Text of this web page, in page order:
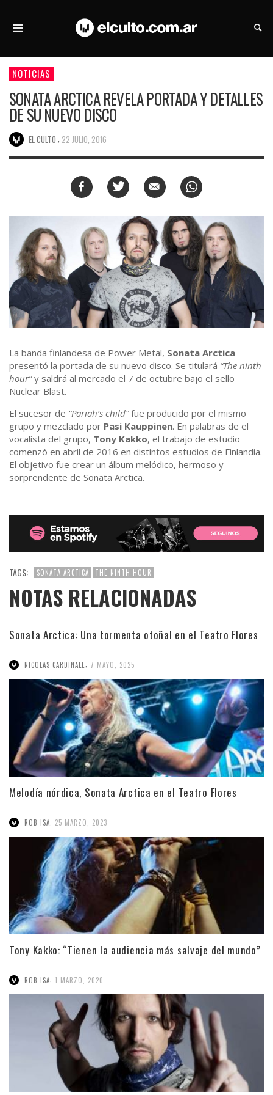
NOTICIAS
SONATA ARCTICA REVELA PORTADA Y DETALLES
DE SU NUEVO DISCO
EL CULTO 22 JULIO, 2016
La banda finlandesa de Power Metal, Sonata Arctica
presentó la portada de su nuevo disco. Se titulará “The ninth
hour”y saldrá al mercado el 7 de octubre bajo el sello
Nuclear Blast.
El sucesor de “Pariah’s child”fue producido por el mismo
grupo y mezclado por Pasi Kauppinen. En palabras de el
vocalista del grupo, Tony Kakko, el trabajo de estudio
comenzó en abril de 2016 en distintos estudios de Finlandia.
El objetivo fue crear un álbum melódico, hermoso y
sorprendente de Sonata Arctica.
TAGS: SONATA ARCTICA THE NINTH HOUR
NOTAS RELACIONADAS
Sonata Arctica: Una tormenta otoñal en el Teatro Flores
NICOLAS CARDINALE, 7 MAYO, 2025
Melodía nórdica, Sonata Arctica en el Teatro Flores
ROB ISA 25 MARZO, 2023
Tony Kakko: “Tienen la audiencia más salvaje del mundo”
ROB ISA 1 MARZO, 2020